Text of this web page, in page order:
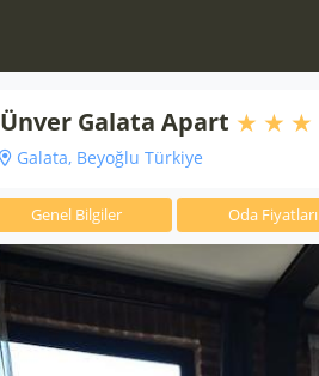
Ünver Galata Apart
Galata, Beyoğlu Türkiye
Genel Bilgiler Oda Fiyatları